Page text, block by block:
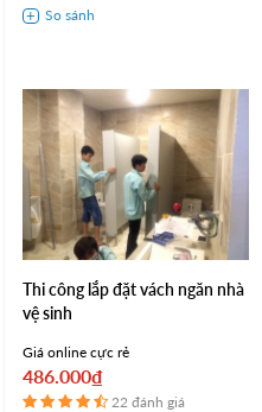
Thi công lắp đặt vách ngăn nhà
vệ sinh
Giá online cực rẻ
486.000₫
22 đánh giá